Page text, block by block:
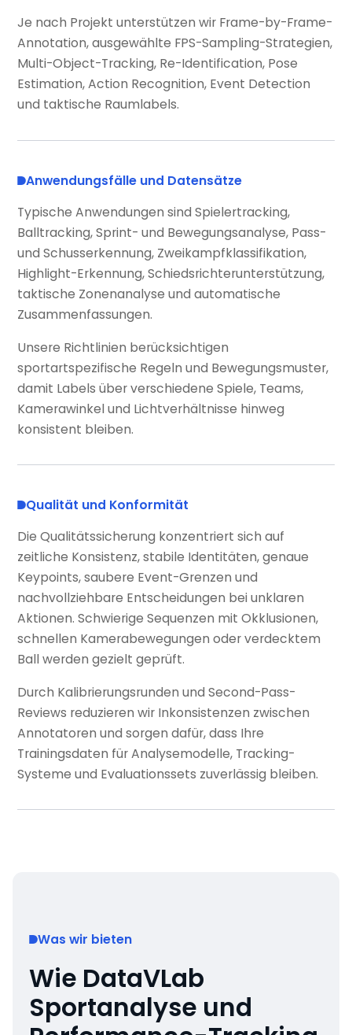
Je nach Projekt unterstützen wir Frame-by-Frame-
Annotation, ausgewählte FPS-Sampling-Strategien,
Multi-Object-Tracking, Re-Identification, Pose
Estimation, Action Recognition, Event Detection
und taktische Raumlabels.
Anwendungsfälle und Datensätze
Typische Anwendungen sind Spielertracking,
Balltracking, Sprint- und Bewegungsanalyse, Pass-
und Schusserkennung, Zweikampfklassifikation,
Highlight-Erkennung, Schiedsrichterunterstützung,
taktische Zonenanalyse und automatische
Zusammenfassungen.
Unsere Richtlinien berücksichtigen
sportartspezifische Regeln und Bewegungsmuster,
damit Labels über verschiedene Spiele, Teams,
Kamerawinkel und Lichtverhältnisse hinweg
konsistent bleiben.
Qualität und Konformität
Die Qualitätssicherung konzentriert sich auf
zeitliche Konsistenz, stabile Identitäten, genaue
Keypoints, saubere Event-Grenzen und
nachvollziehbare Entscheidungen bei unklaren
Aktionen. Schwierige Sequenzen mit Okklusionen,
schnellen Kamerabewegungen oder verdecktem
Ball werden gezielt geprüft.
Durch Kalibrierungsrunden und Second-Pass-
Reviews reduzieren wir Inkonsistenzen zwischen
Annotatoren und sorgen dafür, dass Ihre
Trainingsdaten für Analysemodelle, Tracking-
Systeme und Evaluationssets zuverlässig bleiben.
Was wir bieten
Wie DataVLab
Sportanalyse und